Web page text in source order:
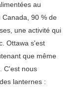
au
90 % de
une activité qui
Ottawa s'est
que même
C'est nous
lanternes :